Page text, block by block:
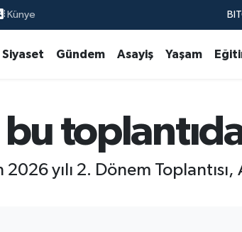
Künye
Siyaset Gündem Asayiş Yaşam
yılı 2. Dönem Toplantısı,